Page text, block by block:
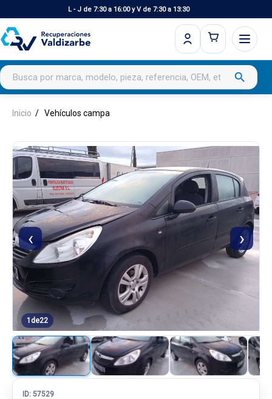
L - J de 7:30 a 16:00 y V de 7:30 a 13:30
Buscar productos search
Inicio Vehículos campa
‹ ›
1 de22
ID: 57529